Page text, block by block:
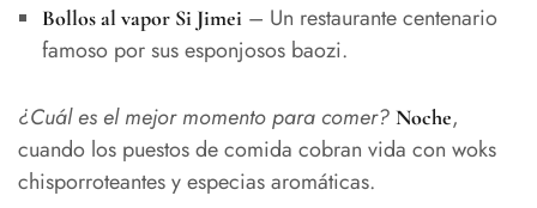
Bollos al vapor Si Jimei – Un restaurante centenario
famoso por sus esponjosos baozi.
¿Cuál es el mejor momento para comer? Noche,
cuando los puestos de comida cobran vida con woks
chisporroteantes y especias aromáticas.